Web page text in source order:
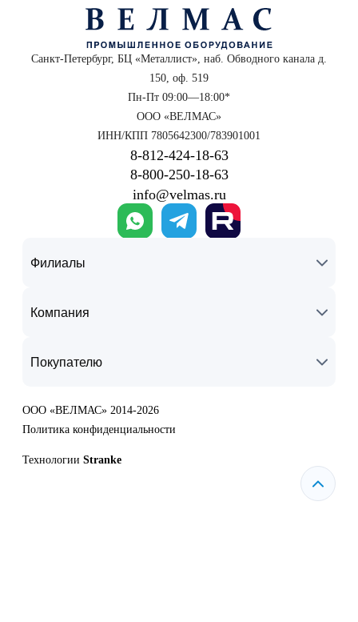
Санкт-Петербург, БЦ «Металлист», наб. Обводного канала д.
150, оф. 519
Пн-Пт 09:00—18:00*
ООО «ВЕЛМАС»
ИНН/КПП 7805642300/783901001
8‑812‑424‑18‑63
8‑800‑250‑18‑63
info@velmas.ru
Филиалы
Компания
Покупателю
ООО «ВЕЛМАС» 2014-2026
Политика конфиденциальности
Технологии Stranke